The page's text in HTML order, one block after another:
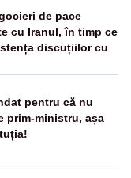
de pace
cu Iranul, în timp ce
discuțiilor cu
pentru că nu
prim-ministru, așa